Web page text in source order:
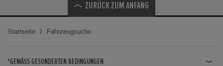
ZURÜCK ZUM ANFANG
Startseite Fahrzeugsuche
*GEMÄSS GESONDERTEN BEDINGUNGEN